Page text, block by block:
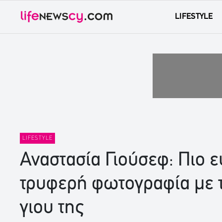
LIFESTYLE
LIFESTYLE
Αναστασία Γιούσεφ: Πιο
τρυφερή φωτογραφία με
γιου της